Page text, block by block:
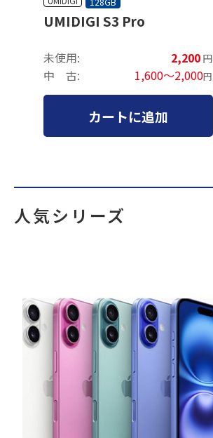
UMIDIGI S3 Pro
未使用: 2,200 円
中 古: 1,600～2,000円
カートに追加
人気シリーズ